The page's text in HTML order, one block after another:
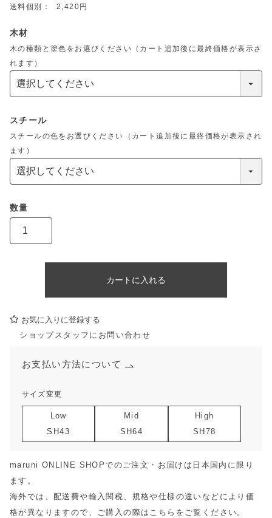
2,420
木材
木の種類と塗色をお選びください（カート追加後に最終価格が表示さ
れます）
スチール
スチールの色をお選びください（カート追加後に最終価格が表示され
ます）
お気に入りに登録する
カートに入れる
ショップスタッフにお問い合わせ
サイズ変更
Low
SH43
Mid
SH64
High
SH78
お支払い方法について
maruni ONLINE SHOPでのご注文・お届けは日本国内に限り
ます。
海外では、配送費や輸入関税、規格や仕様の違いなどにより価
格が異なりますので、ご購入の際は こちら をご覧ください。